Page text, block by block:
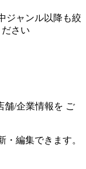
ジャンル以降も絞
さい
舗/企業情報を ご
編集できます。